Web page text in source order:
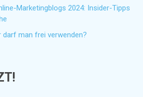
Marketingblogs 2024: Insider-Tipps
darf man frei verwenden?